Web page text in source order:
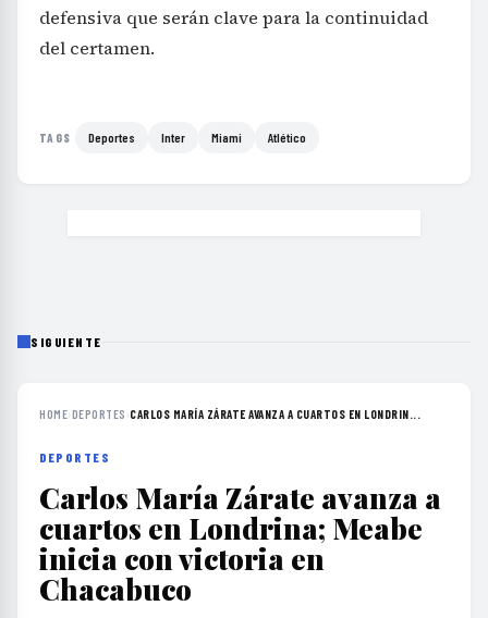
defensiva que serán clave para la continuidad
del certamen.
TAGS Deportes Inter Miami Atlético
SIGUIENTE
HOME›DEPORTES ›CARLOS MARÍA ZÁRATE AVANZA A CUARTOS EN LONDRIN...
DEPORTES
Carlos María Zárate avanza a
cuartos en Londrina; Meabe
inicia con victoria en
Chacabuco